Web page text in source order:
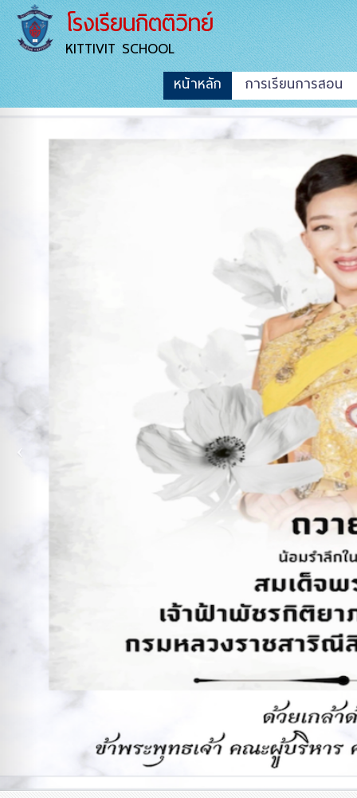
โรงเรียนกิตติวิทย์
KITTIVIT SCHOOL
หน้าหลัก การเรียนการสอน